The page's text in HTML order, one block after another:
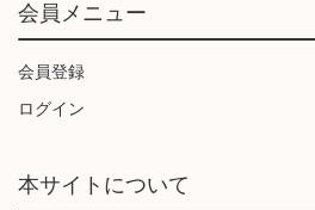
会員メニュー
会員登録
ログイン
本サイトについて